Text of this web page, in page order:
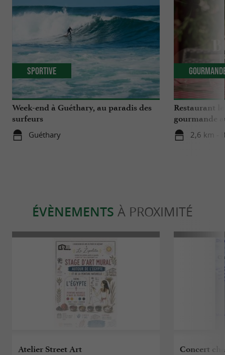
Week-end à Guéthary, au paradis des
surfeurs
Guéthary
Sportive
Restaurant
gourmande
Berrua 4* à
2,6 km -
ÉVÈNEMENTS À PROXIMITÉ
Atelier Street Art Concert